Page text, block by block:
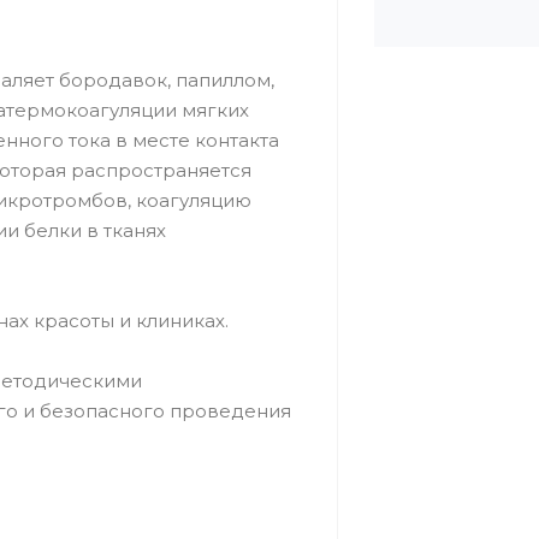
бородавок, папиллом,
мягких
тока в месте контакта
распространяется
коагуляцию
белки в тканях
красоты и клиниках.
и безопасного проведения